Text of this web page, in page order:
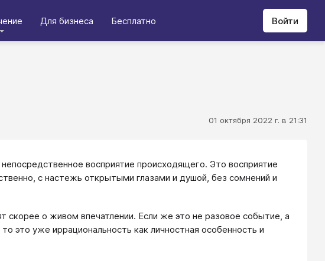
Для бизнеса Бесплатно Войти
01 октября 2022 г. в 21:31
восприятие происходящего. Это восприятие
с настежь открытыми глазами и душой, без сомнений и
скорее о живом впечатлении. Если же это не разовое событие, а
это уже иррациональность как личностная особенность и